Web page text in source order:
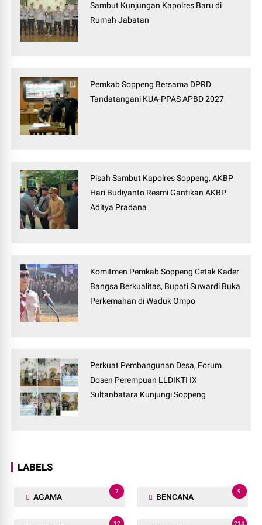
Sambut Kunjungan Kapolres Baru di
Rumah Jabatan
Pemkab Soppeng Bersama DPRD
Tandatangani KUA-PPAS APBD 2027
Pisah Sambut Kapolres Soppeng, AKBP
Hari Budiyanto Resmi Gantikan AKBP
Aditya Pradana
Komitmen Pemkab Soppeng Cetak Kader
Bangsa Berkualitas, Bupati Suwardi Buka
Perkemahan di Waduk Ompo
Perkuat Pembangunan Desa, Forum
Dosen Perempuan LLDIKTI IX
Sultanbatara Kunjungi Soppeng
LABELS
AGAMA
7
BENCANA
9
12 214